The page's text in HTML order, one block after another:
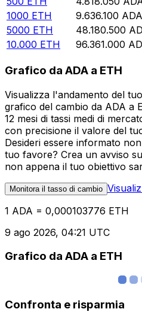
1000 ETH 9.636.100 ADA
5000 ETH 48.180.500
10.000 ETH 96.361.000
Grafico da ADA a ETH
Visualizza l'andamento del
grafico del cambio da ADA a
12 mesi di tassi medi di
con precisione il valore del
Desideri essere informato
tuo favore? Crea un avviso
non appena il tuo obiettivo
Monitora il tasso di cambio
1 ADA = 0,000103776 ETH
9 ago 2026, 04:21 UTC
Grafico da ADA a ETH
Confronta e risparmia